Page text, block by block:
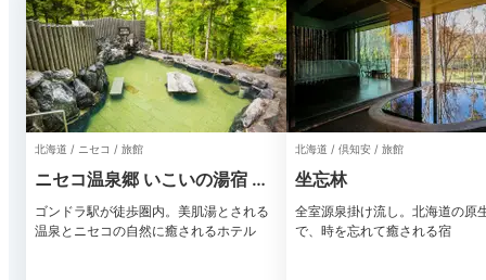
北海道 / ニセコ / 旅館
ニセコ温泉郷 いこいの湯宿 い
ろは
ゴンドラ駅が徒歩圏内。美肌湯とされる
温泉とニセコの自然に癒されるホテル
北海道 / 倶知安 / 旅館
坐忘林
全室源泉掛け流し。北海道の原
で、時を忘れて癒される宿